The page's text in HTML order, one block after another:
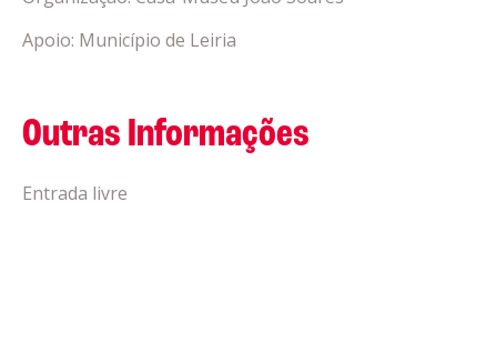
Apoio: Município de Leiria
Outras Informações
Entrada livre